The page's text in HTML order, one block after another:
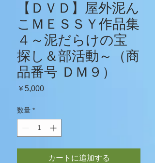
【ＤＶＤ】屋外泥ん
こＭＥＳＳＹ作品集
４～泥だらけの宝
探し＆部活動～（商
品番号 ＤＭ９）
￥5,000価
数量 *
カートに追加する